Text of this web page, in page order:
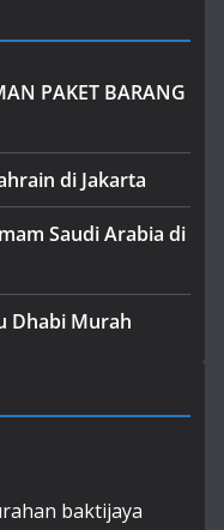
PAKET BARANG
di Jakarta
Saudi Arabia di
Dhabi Murah
baktijaya